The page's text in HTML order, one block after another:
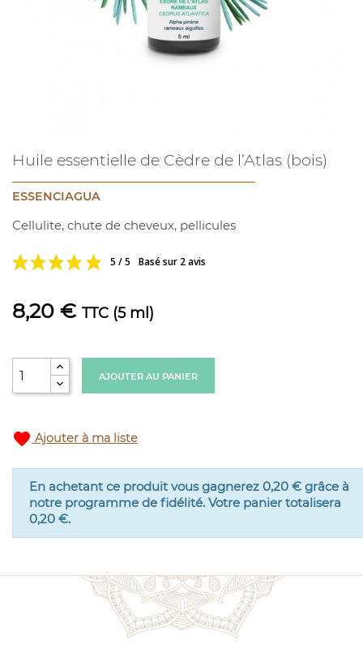
Huile essentielle de Cèdre de l’Atlas (bois)
ESSENCIAGUA
Cellulite, chute de cheveux, pellicules
5 / 5 Basé sur 2 avis
8,20 € TTC (5 ml)
AJOUTER AU PANIER
favorite Ajouter à ma liste
En achetant ce produit vous gagnerez 0,20 € grâce à
notre programme de fidélité. Votre panier totalisera
0,20 €.